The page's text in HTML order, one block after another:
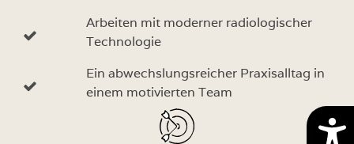
Arbeiten mit moderner radiologischer
Technologie
Ein abwechslungsreicher Praxisalltag in
einem motivierten Team